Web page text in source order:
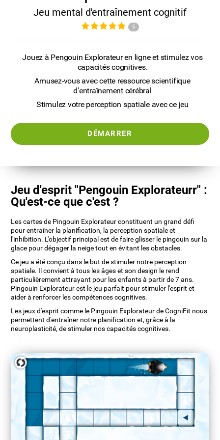
Jeu mental d'entraînement cognitif
5
Jouez à Pengouin Explorateur en ligne et stimulez vos
capacités cognitives.
Amusez-vous avec cette ressource scientifique
d'entraînement cérébral
Stimulez votre perception spatiale avec ce jeu
DÉMARRER
Jeu d'esprit "Pengouin Explorateurr" :
Qu'est-ce que c'est ?
Les cartes de Pingouin Explorateur constituent un grand défi
pour entraîner la planification, la perception spatiale et
l'inhibition. L'objectif principal est de faire glisser le pingouin sur la
glace pour dégager la neige tout en évitant les obstacles.
Ce jeu a été conçu dans le but de stimuler notre perception
spatiale. Il convient à tous les âges et son design le rend
particulièrement attrayant pour les enfants à partir de 7 ans.
Pingouin Explorateur est le jeu parfait pour stimuler l'esprit et
aider à renforcer les compétences cognitives.
Les jeux d'esprit comme le Pingouin Explorateur de CogniFit nous
permettent d'entraîner notre planification et, grâce à la
neuroplasticité, de stimuler nos capacités cognitives.